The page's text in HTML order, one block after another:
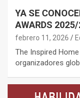
YA SE
AWARDS
febrero 11, 2026
The Inspired
organizadores